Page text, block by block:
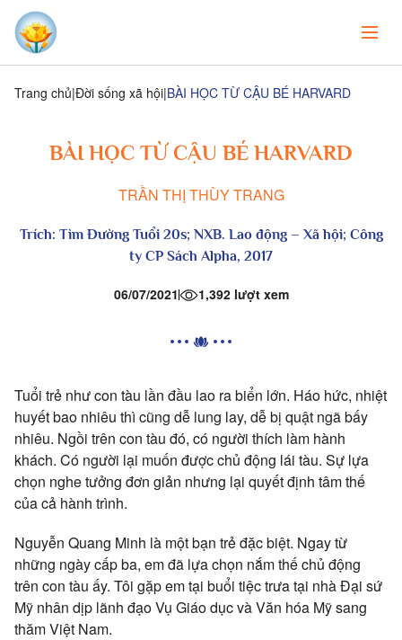
Trang chủ Đời sống xã hội BÀI HỌC TỪ CẬU BÉ HARVARD
BÀI HỌC TỪ CẬU BÉ HARVARD
TRẦN THỊ THÙY TRANG
Trích: Tìm Đường Tuổi 20s; NXB. Lao động – Xã hội; Công
ty CP Sách Alpha, 2017
06/07/2021 1,392 lượt xem
Tuổi trẻ như con tàu lần đầu lao ra biển lớn. Háo hức, nhiệt
huyết bao nhiêu thì cũng dễ lung lay, dễ bị quật ngã bấy
nhiêu. Ngồi trên con tàu đó, có người thích làm hành
khách. Có người lại muốn được chủ động lái tàu. Sự lựa
chọn nghe tưởng đơn giản nhưng lại quyết định tâm thế
của cả hành trình.
Nguyễn Quang Minh là một bạn trẻ đặc biệt. Ngay từ
những ngày cấp ba, em đã lựa chọn nắm thế chủ động
trên con tàu ấy. Tôi gặp em tại buổi tiệc trưa tại nhà Đại sứ
Mỹ nhân dịp lãnh đạo Vụ Giáo dục và Văn hóa Mỹ sang
thăm Việt Nam.